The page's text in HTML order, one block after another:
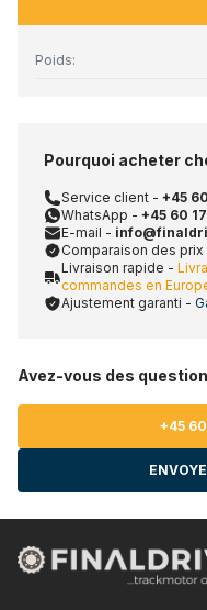
Poids:
Pourquoi acheter
Service client - +45
WhatsApp - +45 60
E-mail -
Comparaison des
Livraison rapide -
commandes en
Ajustement garanti -
Avez-vous des
+45